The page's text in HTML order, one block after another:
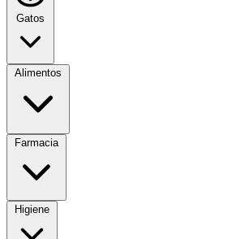
Gatos
Alimentos
Farmacia
Higiene